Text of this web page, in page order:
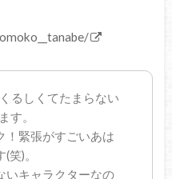
るしくてたまらない
す。
！緊張がすごいあは
笑)。
いキャラクターなの